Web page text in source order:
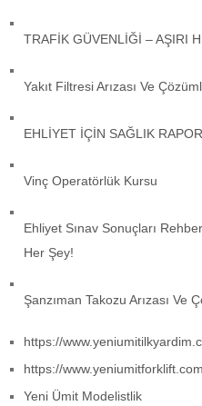
TRAFİK GÜVENLİĞİ – AŞIRI
Yakıt Filtresi Arızası Ve
EHLİYET İÇİN SAĞLIK
Vinç Operatörlük Kursu
Ehliyet Sınav Sonuçları
Her Şey!
Şanzıman Takozu Arızası Ve
https://
https://
Yeni Ümit Modelistlik